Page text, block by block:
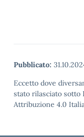
Pubblicato:
Eccetto dove
stato rilasciato sotto
Attribuzione 4.0